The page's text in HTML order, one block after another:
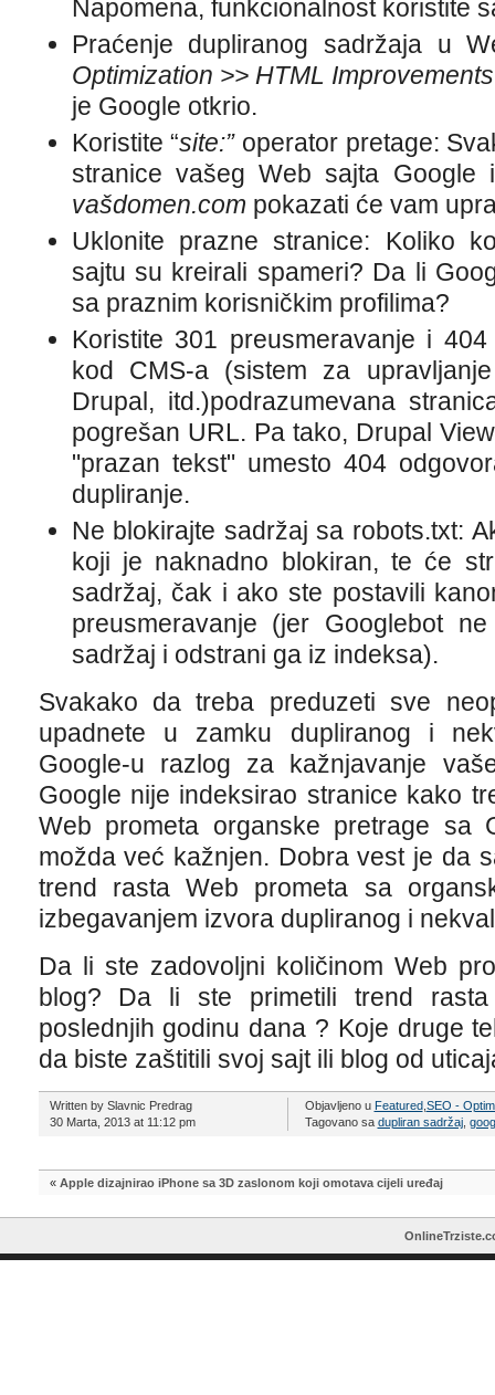
Napomena, funkcionalnost koristite
Praćenje dupliranog sadržaja u
Optimization >> HTML Improvements
je Google otkrio.
Koristite “site:”operator pretage:
stranice vašeg Web sajta Google
vašdomen.com pokazati će vam
Uklonite prazne stranice: Koliko
sajtu su kreirali spameri? Da li
sa praznim korisničkim profilima?
Koristite 301 preusmeravanje i
kod CMS-a (sistem za
Drupal, itd.)podrazumevana
pogrešan URL. Pa tako, Drupal
"prazan tekst" umesto 404
dupliranje.
Ne blokirajte sadržaj sa robots.txt:
koji je naknadno blokiran, te će
sadržaj, čak i ako ste postavili
preusmeravanje (jer Googlebot
sadržaj i odstrani ga iz indeksa).
Svakako da treba preduzeti sve
upadnete u zamku dupliranog i
Google-u razlog za kažnjavanje
Google nije indeksirao stranice kako
Web prometa organske pretrage sa
možda već kažnjen. Dobra vest je da
trend rasta Web prometa sa
izbegavanjem izvora dupliranog i
Da li ste zadovoljni količinom Web
blog? Da li ste primetili trend
poslednjih godinu dana ? Koje druge
da biste zaštitili svoj sajt ili blog od
Written by Slavnic Predrag
30 Marta, 2013 at 11:12 pm
Objavljeno u Featured, SEO -
Tagovano sa dupliran sadržaj,
« Apple dizajnirao iPhone sa 3D zaslonom koji omotava cijeli uređaj